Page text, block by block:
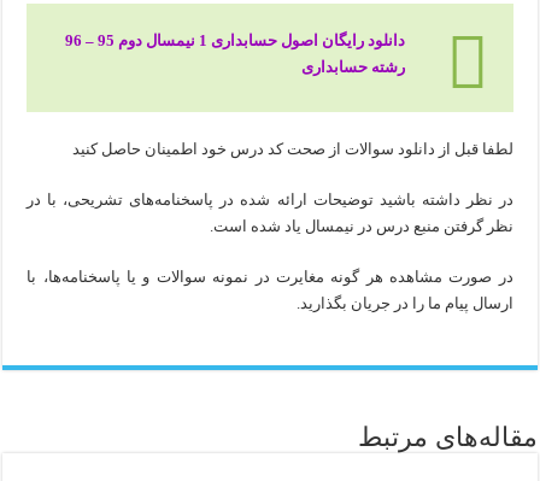
دانلود رایگان اصول حسابداری 1 نیمسال دوم 95 – 96
رشته حسابداری
لطفا قبل از دانلود سوالات از صحت کد درس خود اطمینان حاصل کنید
در نظر داشته باشید توضیحات ارائه شده در پاسخنامه‌های تشریحی، با در
نظر گرفتن منبع درس در نیمسال یاد شده است.
در صورت مشاهده هر گونه مغایرت در نمونه سوالات و یا پاسخنامه‌ها، با
ارسال پیام ما را در جریان بگذارید.
مقاله‌های مرتبط